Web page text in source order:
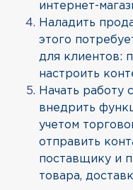
интернет-
Наладить
этого
для клиентов:
настроить
Начать работу
внедрить
учетом
отправить
поставщику и
товара,